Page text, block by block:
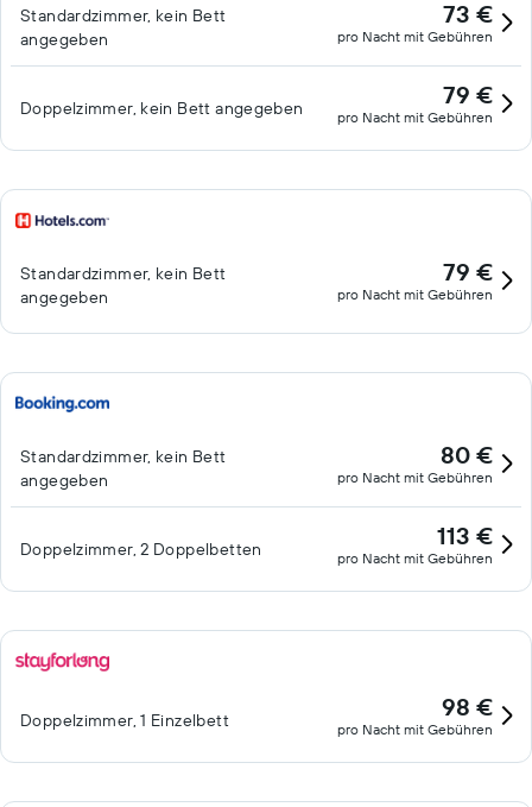
Standardzimmer, kein Bett
angegeben
73 €
pro Nacht mit Gebühren
Doppelzimmer, kein Bett angegeben 79 €
pro Nacht mit Gebühren
Standardzimmer, kein Bett
angegeben
79 €
pro Nacht mit Gebühren
Standardzimmer, kein Bett
angegeben
80 €
pro Nacht mit Gebühren
Doppelzimmer, 2 Doppelbetten 113 €
pro Nacht mit Gebühren
Doppelzimmer, 1 Einzelbett 98 €
pro Nacht mit Gebühren